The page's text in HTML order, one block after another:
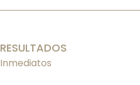
RESULTADOS
Inmediatos